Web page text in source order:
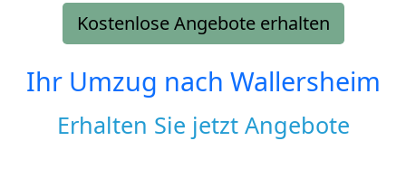
Kostenlose Angebote erhalten
Ihr Umzug nach Wallersheim
Erhalten Sie jetzt Angebote